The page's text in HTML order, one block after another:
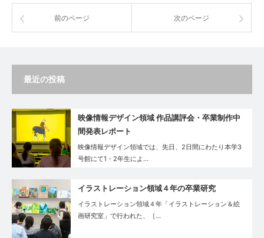
前のページ 次のページ
最近の投稿
映像情報デザイン領域 作品講評会・卒業制作中
間発表レポート
映像情報デザイン領域では、先日、2日間にわたり本学3
号館にて1・2年生によ…
イラストレーション領域４年の卒業研究
イラストレーション領域４年「イラストレーション＆絵
画研究室」で行われた、［…